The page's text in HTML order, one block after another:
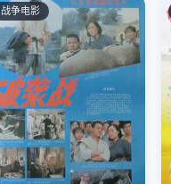
战争电影